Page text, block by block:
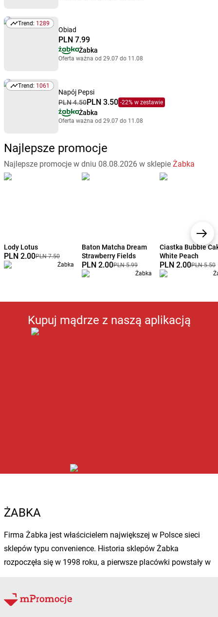
Trend: 1289
Trend: 1289
Obiad
PLN 7.99
Żabka
Oferta ważna od 29.07 do 11.08
Trend: 1061
Trend: 1061
Napój Pepsi
PLN 4.50PLN 3.50 -22% w zestawie
Żabka
Oferta ważna od 29.07 do 11.08
Najlepsze promocje
Najlepsze promocje w dniu 08.08.2026 w sklepie Żabka
Lody Lotus
PLN 2.00PLN 7.50
Żabka
Baton Matcha Dream
Strawberry Fields
PLN 2.00PLN 5.99
Żabka
Ciastka Bubble
White Peach
PLN 2.00PLN 5.50
Kupuj mądrze z naszą aplikacją
ŻABKA
Firma Żabka jest właścicielem największej w Polsce sieci
sklepów typu convenience. Historia sklepów Żabka
rozpoczęła się w 1998 roku, a pierwsze placówki powstały w
sklepów.